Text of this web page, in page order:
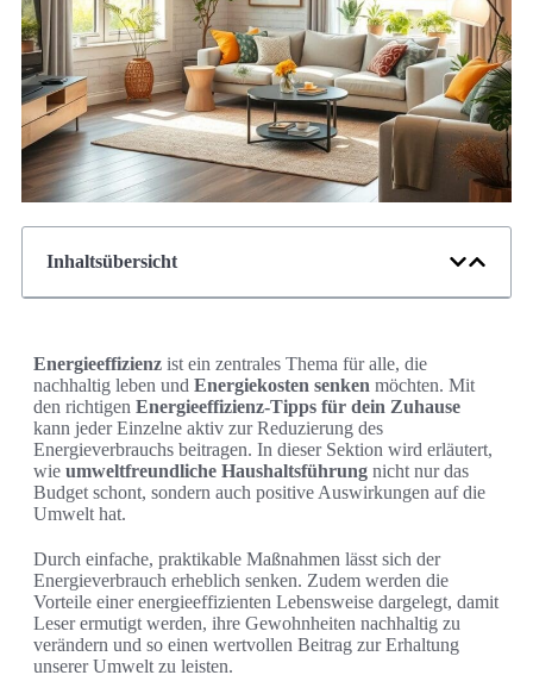
Inhaltsübersicht
Energieeffizienz ist ein zentrales Thema für alle, die
nachhaltig leben und Energiekosten senken möchten. Mit
den richtigen Energieeffizienz-Tipps für dein Zuhause
kann jeder Einzelne aktiv zur Reduzierung des
Energieverbrauchs beitragen. In dieser Sektion wird erläutert,
wie umweltfreundliche Haushaltsführung nicht nur das
Budget schont, sondern auch positive Auswirkungen auf die
Umwelt hat.
Durch einfache, praktikable Maßnahmen lässt sich der
Energieverbrauch erheblich senken. Zudem werden die
Vorteile einer energieeffizienten Lebensweise dargelegt, damit
Leser ermutigt werden, ihre Gewohnheiten nachhaltig zu
verändern und so einen wertvollen Beitrag zur Erhaltung
unserer Umwelt zu leisten.